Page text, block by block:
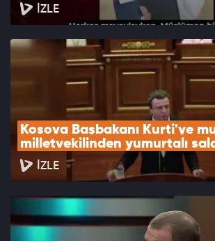
İZLE
Kosova Başbakanı Kurti'ye
milletvekilinden yumurtalı
İZLE